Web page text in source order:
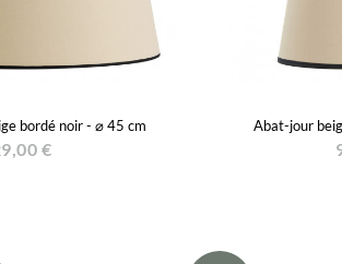
bordé noir - ⌀ 45 cm
€
Abat-jour